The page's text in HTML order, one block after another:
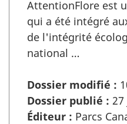
AttentionFlore est
qui a été intégré
de l'intégrité
national …
Dossier modifié :
Dossier publié :
Éditeur : Parcs